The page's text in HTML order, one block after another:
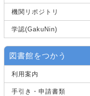
機関リポジトリ
学認(GakuNin)
図書館をつかう
利用案内
手引き・申請書類